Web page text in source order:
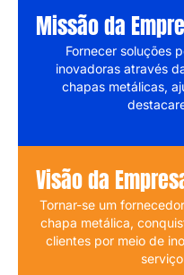
Missão da
Fornecer soluções
inovadoras através
chapas metálicas,
Visão da
Tornar-se um
chapa metálica,
clientes por meio de